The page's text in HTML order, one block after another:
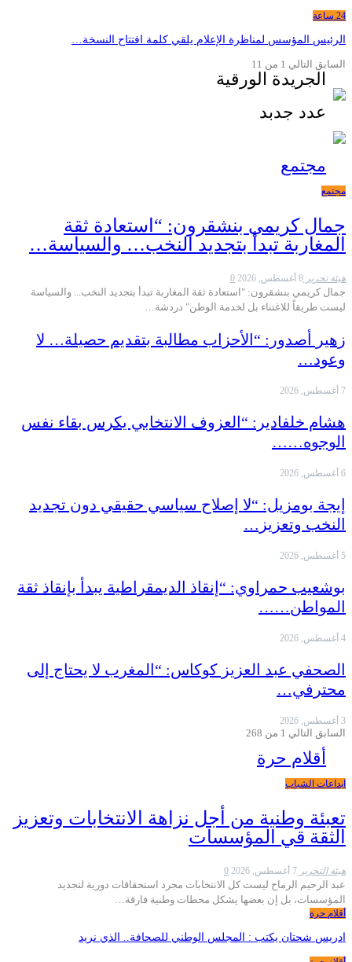
24 ساعة
الرئيس المؤسس لمناظرة الإعلام يلقي كلمة افتتاح النسخة…
السابق التالي 1 من 11
الجريدة الورقية
عدد جدبد
مجتمع
مجتمع
جمال كريمي بنشقرون: “استعادة ثقة
المغاربة تبدأ بتجديد النخب… والسياسة…
هيئة تحرير 8 أغسطس, 2026 0
جمال كريمي بنشقرون: "استعادة ثقة المغاربة تبدأ بتجديد النخب... والسياسة
ليست طريقاً للاغتناء بل لخدمة الوطن" دردشة…
زهير أصدور: “الأحزاب مطالبة بتقديم حصيلة… لا
وعود…
7 أغسطس, 2026
هشام خلفادير: “العزوف الانتخابي يكرس بقاء نفس
الوجوه……
6 أغسطس, 2026
إيجة بومزيل: “لا إصلاح سياسي حقيقي دون تجديد
النخب وتعزيز…
5 أغسطس, 2026
بوشعيب حمراوي: “إنقاذ الديمقراطية يبدأ بإنقاذ ثقة
المواطن……
4 أغسطس, 2026
الصحفي عبد العزيز كوكاس: “المغرب لا يحتاج إلى
محترفي…
3 أغسطس, 2026
السابق التالي 1 من 268
أقلام حرة
ابداعات الشباب
تعبئة وطنية من أجل نزاهة الانتخابات وتعزيز
الثقة قي المؤسسات
هيئة التحرير 7 أغسطس, 2026 0
عبد الرحيم الرماح ليست كل الانتخابات مجرد استحقاقات دورية لتجديد
المؤسسات، بل إن بعضها يشكل محطات وطنية فارقة…
أقلام حرة
ادريس شحتان يكتب : المجلس الوطني للصحافة.. الذي نريد